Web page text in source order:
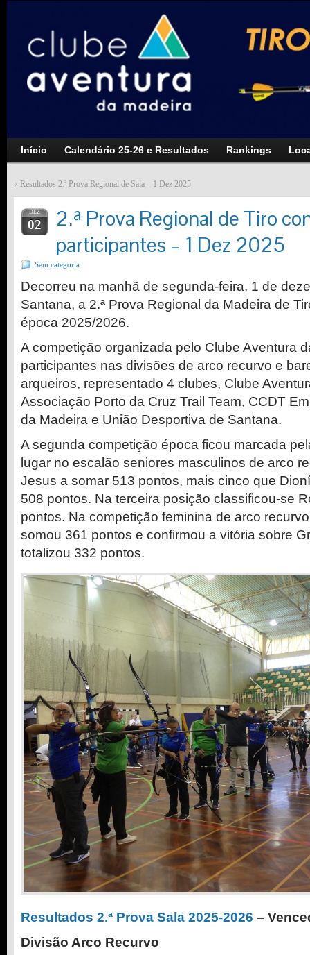
Início Calendário 25-26 e Resultados Rankings
« Resultados 2.ª Prova Regional de Sala – 1 Dez 2025
DEZ
02
2.ª Prova Regional de Tiro
participantes – 1 Dez 2025
Sem categoria
Decorreu na manhã de segunda-feira, 1 de
Santana, a 2.ª Prova Regional da Madeira de
época 2025/2026.
A competição organizada pelo Clube Aventura
participantes nas divisões de arco recurvo e
arqueiros, representado 4 clubes, Clube
Associação Porto da Cruz Trail Team, CCDT
da Madeira e União Desportiva de Santana.
A segunda competição época ficou marcada
lugar no escalão seniores masculinos de arco
Jesus a somar 513 pontos, mais cinco que
508 pontos. Na terceira posição classificou-se
pontos. Na competição feminina de arco
somou 361 pontos e confirmou a vitória sobre
totalizou 332 pontos.
Resultados 2.ª Prova Sala 2025-2026 –
Divisão Arco Recurvo